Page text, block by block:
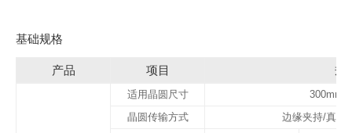
基础规格
产品 项目 规
适用晶圆尺寸
晶圆传输方式
边缘夹持/真空